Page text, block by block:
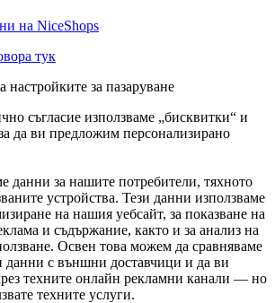
на NiceShops
тук
настройките за пазаруване
съгласие използваме „бисквитки“ и
да ви предложим персонализирано
данни за нашите потребители, тяхното
устройства. Тези данни използваме
на нашия уебсайт, за показване на
и съдържание, както и за анализ на
Освен това можем да сравняваме
данни с външни доставчици и да ви
техните онлайн рекламни канали — но
техните услуги.